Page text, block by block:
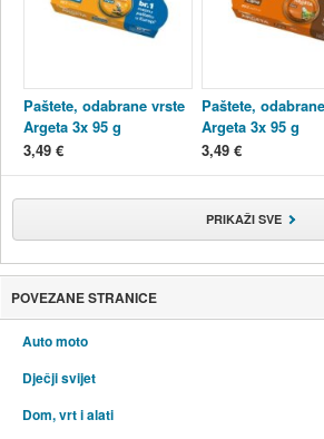
Paštete, odabrane vrste
Argeta 3x 95 g
3,49 €
Paštete,
Argeta 3x 95 g
3,49 €
PRIKAŽI SVE
POVEZANE STRANICE
Auto moto
Dječji svijet
Dom, vrt i alati